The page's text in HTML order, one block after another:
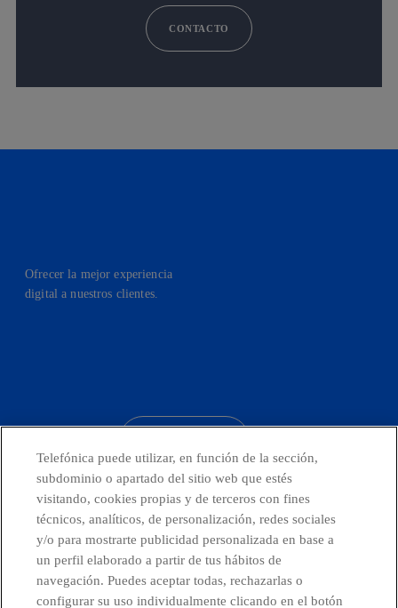
CONTACTO
Ofrecer la mejor experiencia
digital a nuestros clientes.
Telefónica en redes sociales
Canal de Denuncias
Telefónica puede utilizar, en función de la sección,
subdominio o apartado del sitio web que estés
visitando, cookies propias y de terceros con fines
técnicos, analíticos, de personalización, redes sociales
y/o para mostrarte publicidad personalizada en base a
un perfil elaborado a partir de tus hábitos de
navegación. Puedes aceptar todas, rechazarlas o
configurar su uso individualmente clicando en el botón